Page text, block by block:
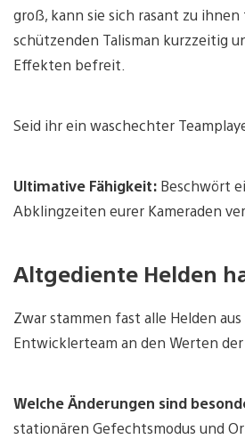
groß, kann sie sich rasant zu
schützenden Talisman kurzzeitig
Effekten befreit.
Seid ihr ein waschechter
Ultimative Fähigkeit: Beschwört
Abklingzeiten eurer Kameraden
Altgediente Helden
Zwar stammen fast alle Helden
Entwicklerteam an den Werten
Welche Änderungen sind
stationären Gefechtsmodus und